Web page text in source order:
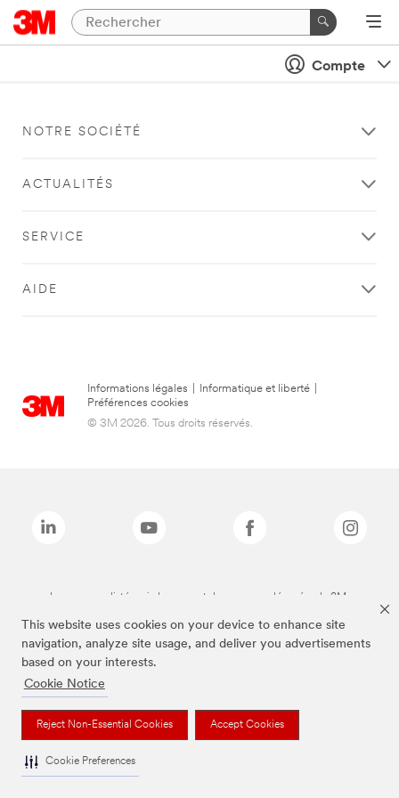
This website uses cookies on your device to enhance site
navigation, analyze site usage, and deliver you advertisements
based on your interests.
Cookie Notice
Reject Non-Essential Cookies Accept Cookies
Cookie Preferences
Compte
NOTRE SOCIÉTÉ
ACTUALITÉS
SERVICE
AIDE
Informations légales Informatique et liberté
Préférences cookies
© 3M 2026. Tous droits réservés.
Les marques listées ci-dessus sont des marques déposées de 3M.